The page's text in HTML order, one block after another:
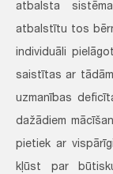
atbalsta
atbalstītu tos
individuāli
saistītas ar
uzmanības
dažādiem
pietiek ar
kļūst par